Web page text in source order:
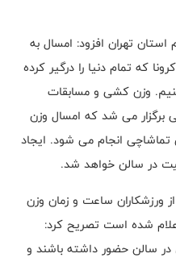
تهران افزود: امسال به
که تمام دنیا را درگیر کرده
وزن کشی و مسابقات
می شد که امسال وزن
روز مجزا بدون تماشاچی انجام می شود. ایجاد
در سالن خواهد شد.
ورزشکاران ساعت و زمان وزن
شده است تصریح کرد:
در سالن حضور داشته باشند و